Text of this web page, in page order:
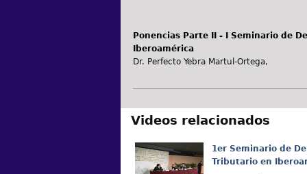
Ponencias Parte II - I Seminario de
Iberoamérica
Dr. Perfecto Yebra Martul-Ortega,
Videos relacionados
1er Seminario de
Tributario en